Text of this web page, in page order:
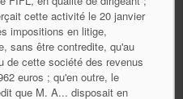
cette activité le 20 janvier
impositions en litige,
sans être contredite, qu'au
de cette société des revenus
euros ; qu'en outre, le
que M. A... disposait en